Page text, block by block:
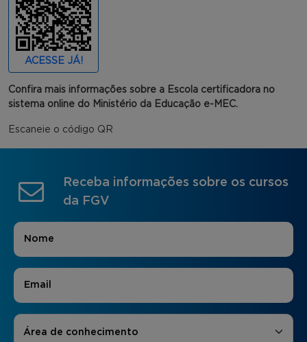
ACESSE JÁ!
Confira mais informações sobre a Escola certificadora no
sistema online do Ministério da Educação e-MEC.
Escaneie o código QR
Receba informações sobre os cursos
da FGV
Nome
E-mail
Áreas de Interesse
Área de conhecimento